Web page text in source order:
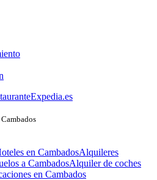
Expedia.es
en CambadosAlquileres
a CambadosAlquiler de coches
en Cambados